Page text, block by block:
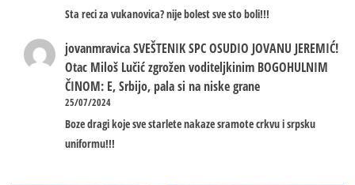
Sta reci za vukanovica? nije bolest sve sto boli!!!
jovanmravicaSVEŠTENIK SPC OSUDIO JOVANU JEREMIĆ!
Otac Miloš Lučić zgrožen voditeljkinim BOGOHULNIM
ČINOM: E, Srbijo, pala si na niske grane
25/07/2024
Boze dragi koje sve starlete nakaze sramote crkvu i srpsku
uniformu!!!